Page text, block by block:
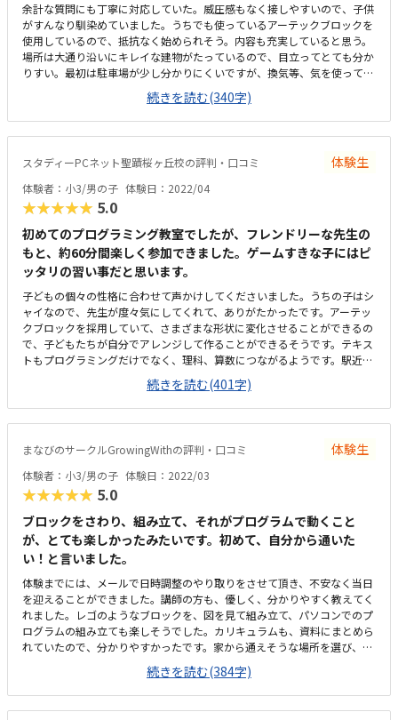
余計な質問にも丁寧に対応していた。威圧感もなく接しやすいので、子供
がすんなり馴染めていました。うちでも使っているアーテックブロックを
使用しているので、抵抗なく始められそう。内容も充実していると思う。
場所は大通り沿いにキレイな建物がたっているので、目立ってとても分か
りすい。最初は駐車場が少し分かりにくいですが、換気等、気を使ってお
こなっていた。教室内も清潔感があり、リラックスできる雰囲気。授業は
月2回です。もう少し安いとありがたいですが、他のプログラミングスク
ールより安価だと思います。自分が作ったものが動くので、楽しかったよ
うです。内容は子供が興味を持つような工夫をしてあると思いました。希
室だと思いました。
続きを読む(340字)
スタディーPCネット聖蹟桜ヶ丘校の評判・口コミ 体験生
体験者：小3/男の子 体験日：2022/04
★★★★★ 5.0
初めてのプログラミング教室でしたが、フレンドリーな先生の
もと、約60分間楽しく参加できました。ゲームすきな子にはピ
ッタリの習い事だと思います。
子どもの個々の性格に合わせて声かけしてくださいました。うちの子はシ
ャイなので、先生が度々気にしてくれて、ありがたかったです。アーテッ
クブロックを採用していて、さまざまな形状に変化させることができるの
で、子どもたちが自分でアレンジして作ることができるそうです。テキス
トもプログラミングだけでなく、理科、算数につながるようです。駅近な
ので、夜も子ども一人でも不安は少ないです。雨天時は保護者の送迎にな
りますが、少しの間、駐車するスペースもあるので安心です。こじんまり
した教室ですが、清潔感がある室内で、学習意欲が高まるようです。やは
り汚い教室に通うと子どもはだらけてしまいます、、、安くはないし、振
通う価値はありそうです。子どもがスクラッチにハマって楽しんでいて、
体験終了後も帰りたがらずにもっとやりたがっていたので、参加して良か
ったです。
続きを読む(401字)
まなびのサークルGrowingWithの評判・口コミ 体験生
体験者：小3/男の子 体験日：2022/03
★★★★★ 5.0
ブロックをさわり、組み立て、それがプログラムで動くこと
が、とても楽しかったみたいです。初めて、自分から通いた
い！と言いました。
体験までには、メールで日時調整のやり取りをさせて頂き、不安なく当日
を迎えることができました。講師の方も、優しく、分かりやすく教えてく
れました。レゴのようなブロックを、図を見て組み立て、パソコンでのプ
ログラムの組み立ても楽しそうでした。カリキュラムも、資料にまとめら
れていたので、分かりやすかったです。家から通えそうな場所を選び、体
験を申し込みましたが、実際の体験場所は、家から離れていました。子供
だけでは通えなさそうです。感染対策として、窓が開いていたり、消毒な
ど設置されていました。広々していて、とても良かったです。コエテコの
サイトには月2回のレッスンと記載されていましたが、実際体験させても
続きを読む(384字)